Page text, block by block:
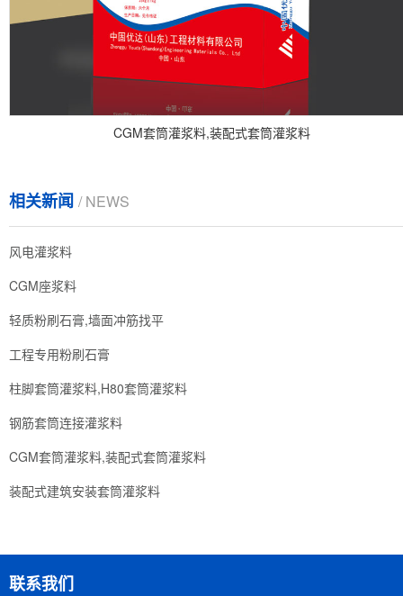
CGM套筒灌浆料,装配式套筒灌浆料
相关新闻 / NEWS
风电灌浆料
CGM座浆料
轻质粉刷石膏,墙面冲筋找平
工程专用粉刷石膏
柱脚套筒灌浆料,H80套筒灌浆料
钢筋套筒连接灌浆料
CGM套筒灌浆料,装配式套筒灌浆料
装配式建筑安装套筒灌浆料
联系我们